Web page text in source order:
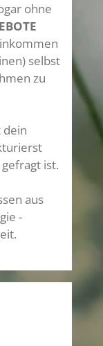
ohne
selbst
zu
dein
ist.
aus
-